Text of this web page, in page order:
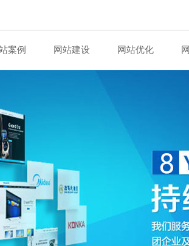
案例 网站建设 网站优化